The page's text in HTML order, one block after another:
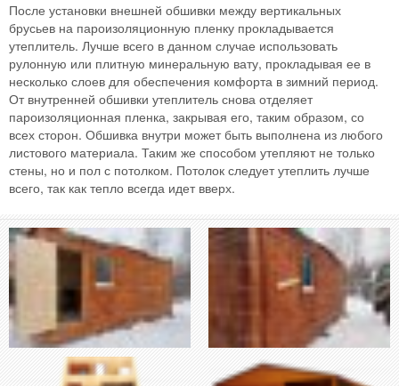
После установки внешней обшивки между вертикальных
брусьев на пароизоляционную пленку прокладывается
утеплитель. Лучше всего в данном случае использовать
рулонную или плитную минеральную вату, прокладывая ее в
несколько слоев для обеспечения комфорта в зимний период.
От внутренней обшивки утеплитель снова отделяет
пароизоляционная пленка, закрывая его, таким образом, со
всех сторон. Обшивка внутри может быть выполнена из любого
листового материала. Таким же способом утепляют не только
стены, но и пол с потолком. Потолок следует утеплить лучше
всего, так как тепло всегда идет вверх.